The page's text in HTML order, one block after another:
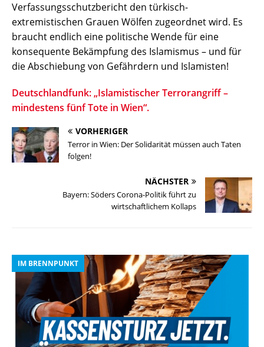
Verfassungsschutzbericht den türkisch-
extremistischen Grauen Wölfen zugeordnet wird. Es
braucht endlich eine politische Wende für eine
konsequente Bekämpfung des Islamismus – und für
die Abschiebung von Gefährdern und Islamisten!
Deutschlandfunk: „Islamistischer Terrorangriff –
mindestens fünf Tote in Wien“.
VORHERIGER
Terror in Wien: Der Solidarität müssen auch Taten
folgen!
NÄCHSTER
Bayern: Söders Corona-Politik führt zu
wirtschaftlichem Kollaps
IM BRENNPUNKT